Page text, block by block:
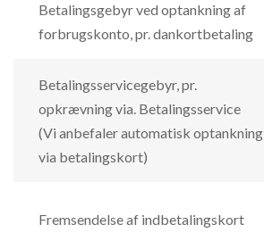
Betalingsgebyr ved optankning af
forbrugskonto, pr. dankortbetaling
Betalingsservicegebyr, pr.
opkrævning via. Betalingsservice
(Vi anbefaler automatisk optankning
via betalingskort)
Fremsendelse af indbetalingskort